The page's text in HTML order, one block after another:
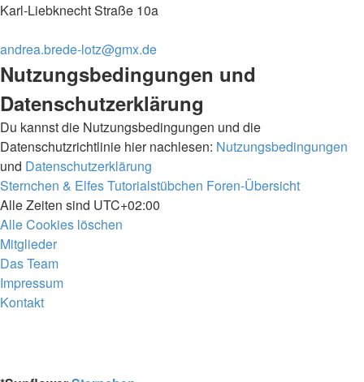
Karl-Liebknecht Straße 10a
andrea.brede-lotz@gmx.de
Nutzungsbedingungen und
Datenschutzerklärung
Du kannst die Nutzungsbedingungen und die
Datenschutzrichtlinie hier nachlesen: Nutzungsbedingungen
und Datenschutzerklärung
Sternchen & Elfes Tutorialstübchen Foren-Übersicht
Alle Zeiten sind UTC+02:00
Alle Cookies löschen
Mitglieder
Das Team
Impressum
Kontakt